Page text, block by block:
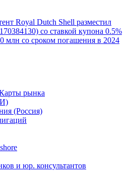
Royal Dutch Shell разместил
со ставкой купона 0.5%
млн со сроком погашения в 2024
рынка
(Россия)
и юр. консультантов